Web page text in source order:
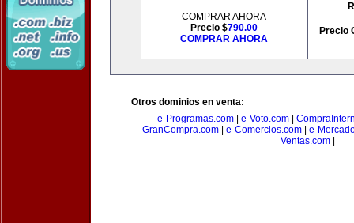
COMPRAR AHORA
Precio $790.00
COMPRAR AHORA
Precio
Otros dominios en venta:
e-Programas.com
e-Voto.com
GranCompra.com
e-Comercios.com
e-
Ventas.com|